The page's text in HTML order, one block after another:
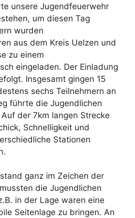
unsere Jugendfeuerwehr
um diesen Tag
wurden
aus dem Kreis Uelzen und
zu einem
eingeladen. Der Einladung
Insgesamt gingen 15
sechs Teilnehmern an
führte die Jugendlichen
der 7km langen Strecke
Schnelligkeit und
Stationen
ganz im Zeichen der
die Jugendlichen
in der Lage waren eine
Seitenlage zu bringen. An